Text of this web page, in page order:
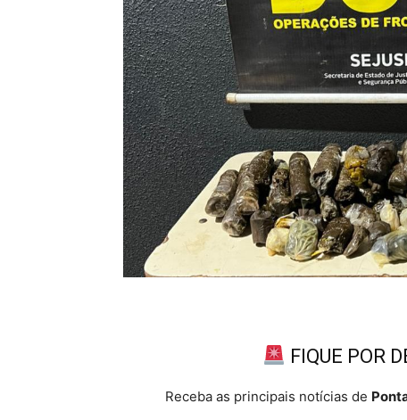
FIQUE POR
Receba as principais notícias de